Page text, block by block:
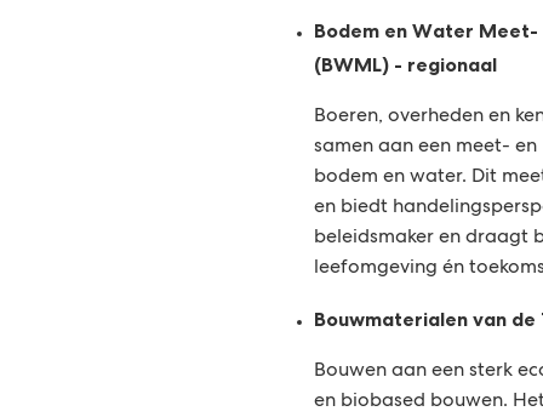
Bodem en Water
(BWML) - regionaal
Boeren, overheden en
samen aan een meet-
bodem en water. Dit
en biedt
beleidsmaker en draagt
leefomgeving én
Bouwmaterialen van
Bouwen aan een sterk
en biobased bouwen.